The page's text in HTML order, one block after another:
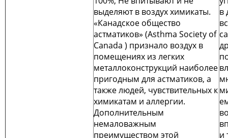
выделяют в воздух химикаты.
«Канадское общество
астматиков» (Asthma Society of
Canada ) признало воздух в
помещениях из легких
металлоконструкций наиболее
пригодным для астматиков, а
также людей, чувствительных к
химикатам и аллергии.
Дополнительным
немаловажным
преимуществом этой
в
и